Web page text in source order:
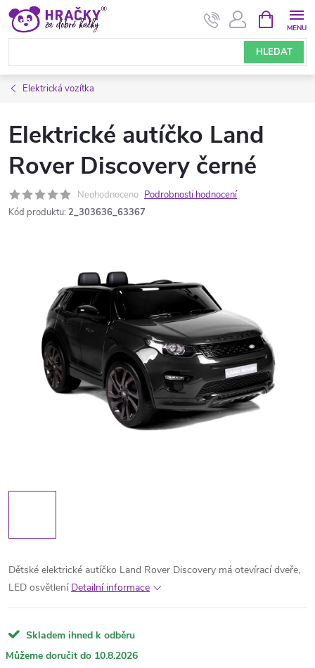
Přejít
obsah
HLEDAT
NÁKUPNÍ
KOŠÍK
Elektrická vozítka
Elektrické autíčko Land
Rover Discovery černé
Neohodnoceno Podrobnosti hodnocení
Kód produktu: 2_303636_63367
Dětské elektrické autíčko Land Rover Discovery má otevírací dveře,
LED osvětlení Detailní informace
Skladem ihned k odběru
10.8.2026